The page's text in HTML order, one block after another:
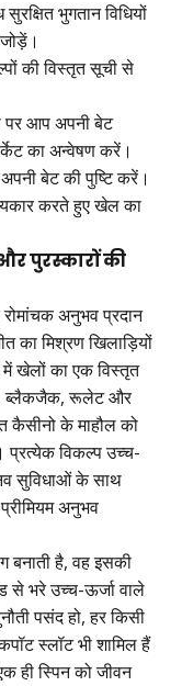
भुगतान विधियों
की विस्तृत सूची से
पर आप अपनी बेट
का अन्वेषण करें।
बेट की पुष्टि करें।
करते हुए खेल का
पुरस्कारों की
अनुभव प्रदान
का मिश्रण खिलाड़ियों
खेलों का एक विस्तृत
ब्लैकजैक, रूलेट और
कैसीनो के माहौल को
प्रत्येक विकल्प उच्च-
सुविधाओं के साथ
अनुभव
बनाती है, वह इसकी
से भरे उच्च-ऊर्जा वाले
पसंद हो, हर किसी
स्लॉट भी शामिल हैं
ही स्पिन को जीवन